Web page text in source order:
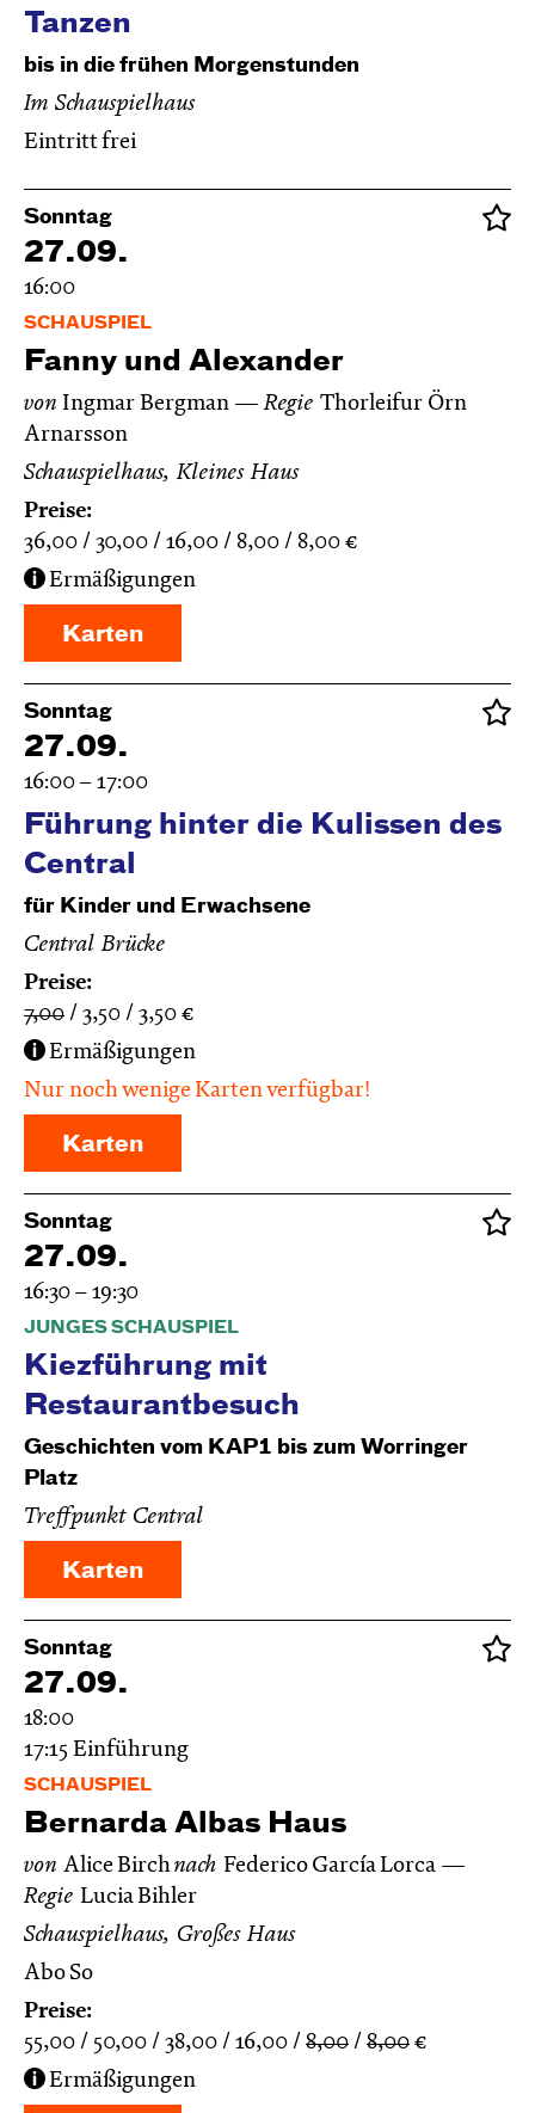
Tanzen
bis in die frühen Morgenstunden
Im Schauspielhaus
Eintritt frei
Sonntag
27.09.
16:00
SCHAUSPIEL
Fanny und Alexander
von Ingmar Bergman Regie Thorleifur Örn
Arnarsson
Schauspielhaus, Kleines Haus
Preise:
36,00
30,00 16,00 8,00 8,00 €
Ermäßigungen
Karten
Sonntag
27.09.
16:00 – 17:00
Führung hinter die Kulissen des
Central
für Kinder und Erwachsene
Central Brücke
Preise:
7,00
3,50 3,50 €
Ermäßigungen
Nur noch wenige Karten verfügbar!
Karten
Sonntag
27.09.
16:30 – 19:30
JUNGES SCHAUSPIEL
Kiezführung mit
Restaurantbesuch
Geschichten vom KAP1 bis zum Worringer
Platz
Treffpunkt Central
Karten
Sonntag
27.09.
18:00
17:15 Einführung
SCHAUSPIEL
Bernarda Albas Haus
von Alice Birchnach Federico García Lorca
Regie Lucia Bihler
Schauspielhaus, Großes Haus
Abo So
Preise:
55,00
50,00 38,00 16,00 8,00 8,00 €
Ermäßigungen